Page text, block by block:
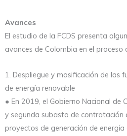
Avances
El estudio de la FCDS presenta
avances de Colombia en el proceso
1. Despliegue y masificación de las
de energía renovable
● En 2019, el Gobierno Nacional de
y segunda subasta de contratación
proyectos de generación de energía